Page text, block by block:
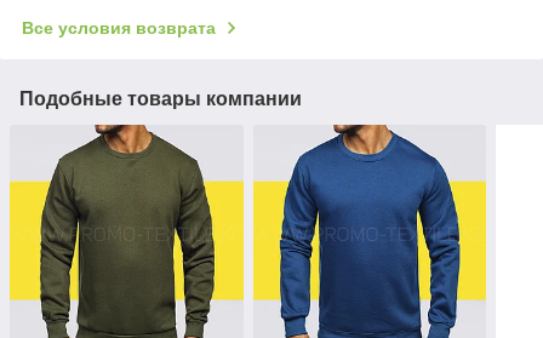
Все условия возврата
Подобные товары компании